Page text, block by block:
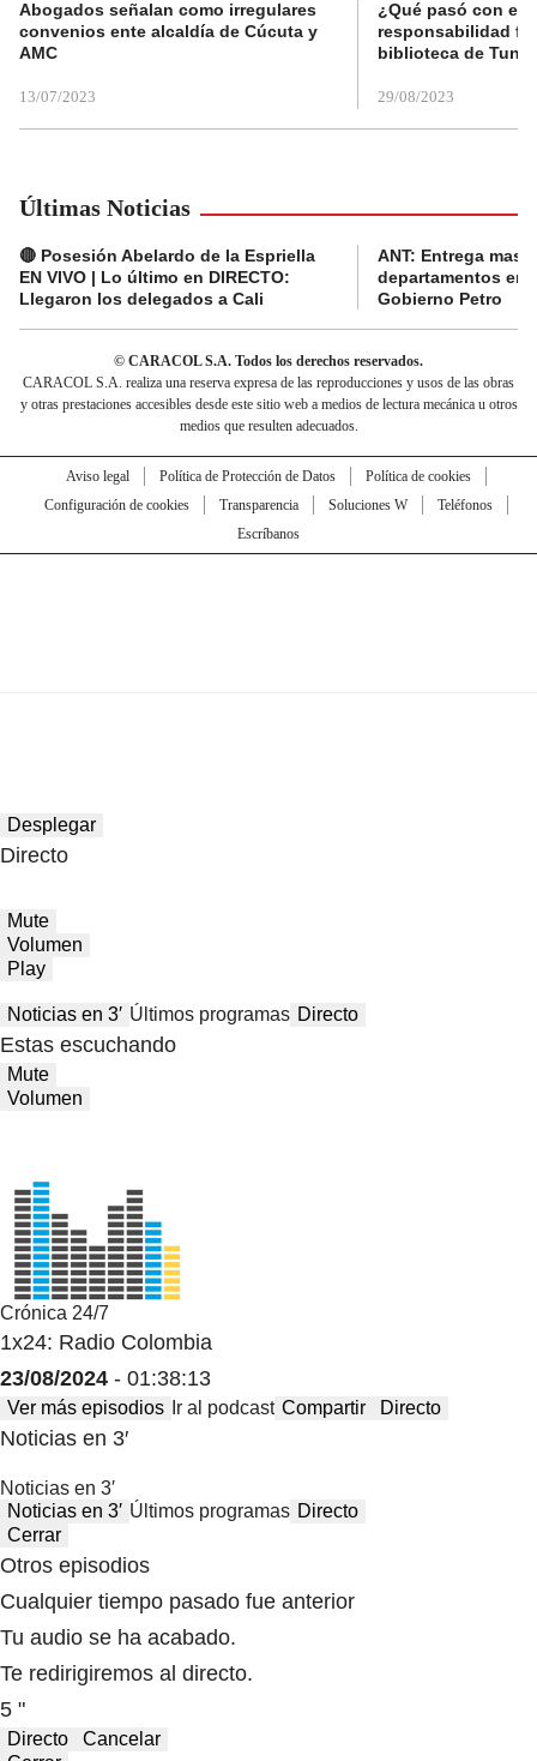
Abogados señalan como irregulares
convenios ente alcaldía de Cúcuta y
AMC
13/07/2023
¿Qué pasó con el
responsabilidad
biblioteca de
29/08/2023
Últimas Noticias
🔴 Posesión Abelardo de la Espriella
EN VIVO | Lo último en DIRECTO:
Llegaron los delegados a Cali
ANT: Entrega
departamentos en
Gobierno Petro
© CARACOL S.A. Todos los derechos reservados.
CARACOL S.A. realiza una reserva expresa de las reproducciones y usos de las obras
y otras prestaciones accesibles desde este sitio web a medios de lectura mecánica u otros
medios que resulten adecuados.
Aviso legal Política de Protección de Datos
Política de cookies
Configuración de cookies
Transparencia Soluciones W
Teléfonos
Escríbanos
Desplegar
Directo
Mute
Volumen
Play
Noticias en 3′ Últimos programas Directo
Estas escuchando
Mute
Volumen
Crónica 24/7
1x24: Radio Colombia
23/08/2024 - 01:38:13
Ver más episodios Ir al podcast Compartir Directo
Noticias en 3′
Noticias en 3′
Noticias en 3′ Últimos programas Directo
Cerrar
Otros episodios
Cualquier tiempo pasado fue anterior
Tu audio se ha acabado.
Te redirigiremos al directo.
5 "
Directo
Cancelar